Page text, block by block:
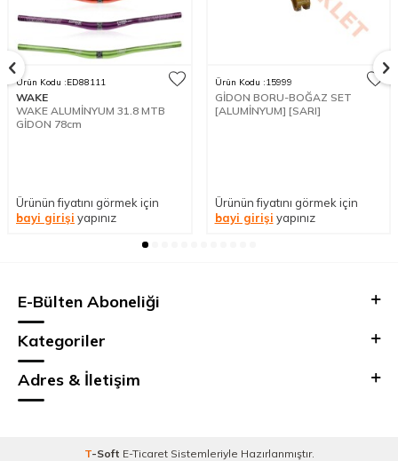
Ürün Kodu :ED88111
WAKE
WAKE ALUMİNYUM 31.8 MTB
GİDON 78cm
Ürünün fiyatını görmek için
bayi girişi yapınız
Ürün Kodu :15999
GİDON BORU-BOĞAZ SET
[ALUMİNYUM] [SARI]
Ürünün fiyatını görmek için
bayi girişi yapınız
E-Bülten Aboneliği
Kategoriler
Adres & İletişim
T-Soft E-TicaretSistemleriyle Hazırlanmıştır.